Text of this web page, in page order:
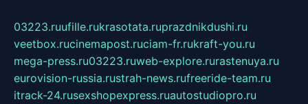
03223.ruufille.rukrasotata.ruprazdnikdushi.ru
veetbox.rucinemapost.ruciam-fr.rukraft-you.ru
mega-press.ru03223.ruweb-explore.rurastenuya.ru
eurovision-russia.rustrah-news.rufreeride-team.ru
itrack-24.rusexshopexpress.ruautostudiopro.ru